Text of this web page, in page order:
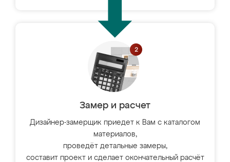
Замер и расчет
Дизайнер-замерщик приедет к Вам с каталогом
материалов,
проведёт детальные замеры,
составит проект и сделает окончательный расчёт